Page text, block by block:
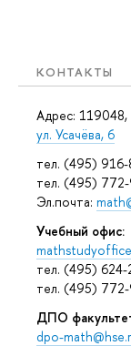
КОНТАКТЫ
Адрес:
ул. Усачёва, 6
тел. (495)
тел. (495)
Эл.почта:
Учебный офис:
тел. (495) 624-
тел. (495)
ДПО
dpo-